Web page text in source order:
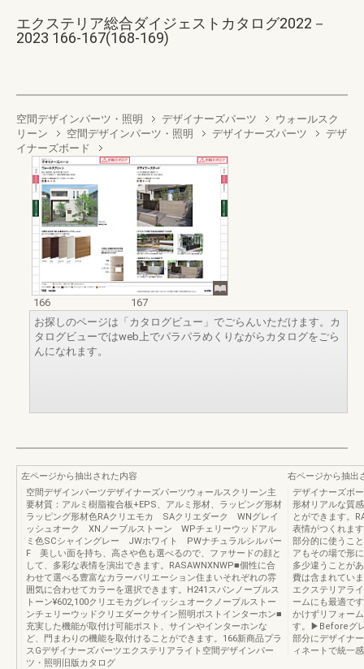
エクステリア総合ダイジェストカタログ2022－
2023 166-167(168-169)
空間デザインパーツ・照明 デザイナーズパーツ
ウォールスク
リーン
空間デザインパーツ・照明 デザイナーズパーツ
デザ
イナーズボード
166
167
お探しのページは「カタログビュー」でごらんいただけます。カ
タログビューではweb上でパラパラめくりながらカタログをごら
んになれます。
左ページから抽出された内容
空間デザインパーツデザイナーズパーツウォールスクリーン主
要材質：アルミ樹脂複合板+EPS、アルミ形材、ラッピング形材
ラッピング形材色RAクリエモカ SAクリエダーク WNグレイ
ッシュオーク XNノーブルストーン WPチェリーウッドアル
ミ色SCシャイングレー JWホワイト PWナチュラルシルバー
F 美しい面を持ち、高さや色も選べるので、ファサードの顔と
して、多彩な表情を演出できます。RASAWNXNWP■個性に合
わせて選べる豊富なカラーバリエーション住まいそれぞれの雰
囲気に合わせてカラーを選択できます。H241スパンノーブルス
トーン¥602,100クリエモカグレイッシュオークノーブルストー
ンチェリーウッドクリエダークサイン照明ポストインターホン■
充実した機能が取付け可能ポスト、サインやインターホンな
ど、門まわりの機能を取付けることができます。166新商品プラ
スGデザイナーズパーツエクステリアライト空間デザインパー
ツ・照明旧版カタログ
右ページから抽出
デザイナーズボ
形材リアルな質
とができます。
表情がつくれま
部分的に使うこ
アもその場で形
多少違うことが
費は含まれてい
エクステリアラ
ームにも最適で
かけずリフォー
す。▶Beforeグ
部分にデザイナ
ィネートで統一